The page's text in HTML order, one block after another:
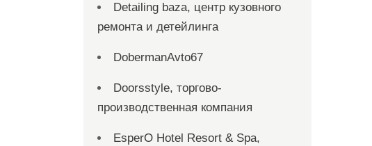
Detailing baza, центр кузовного
ремонта и детейлинга
DobermanAvto67
Doorsstyle, торгово-
производственная компания
EsperO Hotel Resort & Spa,